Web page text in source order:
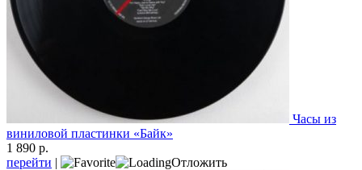
Часы из
виниловой пластинки «Байк»
1 890 р.
перейти | Отложить